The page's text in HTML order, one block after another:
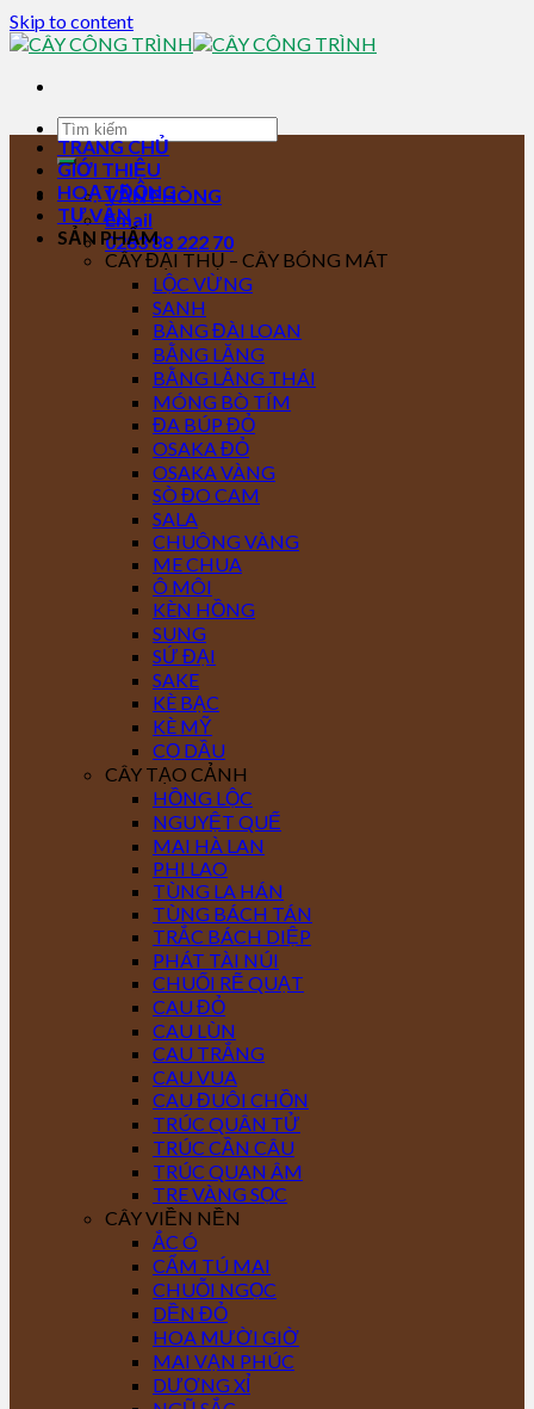
Skip to content
VĂN PHÒNG
Email
0283 88 222 70
TRANG CHỦ
GIỚI THIỆU
HOẠT ĐỘNG
TƯ VẤN
SẢN PHẨM
CÂY ĐẠI THỤ – CÂY BÓNG MÁT
LỘC VỪNG
SANH
BÀNG ĐÀI LOAN
BẰNG LĂNG
BẰNG LĂNG THÁI
MÓNG BÒ TÍM
ĐA BÚP ĐỎ
OSAKA ĐỎ
OSAKA VÀNG
SÒ ĐO CAM
SALA
CHUÔNG VÀNG
ME CHUA
Ô MÔI
KÈN HỒNG
SUNG
SỨ ĐẠI
SAKE
KÈ BẠC
KÈ MỸ
CỌ DẦU
CÂY TẠO CẢNH
HỒNG LỘC
NGUYỆT QUẾ
MAI HÀ LAN
PHI LAO
TÙNG LA HÁN
TÙNG BÁCH TÁN
TRẮC BÁCH DIỆP
PHÁT TÀI NÚI
CHUỐI RẼ QUẠT
CAU ĐỎ
CAU LÙN
CAU TRẮNG
CAU VUA
CAU ĐUÔI CHỒN
TRÚC QUÂN TỬ
TRÚC CẦN CÂU
TRÚC QUAN ÂM
TRE VÀNG SỌC
CÂY VIỀN NỀN
ẮC Ó
CẨM TÚ MAI
CHUỖI NGỌC
DỀN ĐỎ
HOA MƯỜI GIỜ
MAI VẠN PHÚC
DƯƠNG XỈ